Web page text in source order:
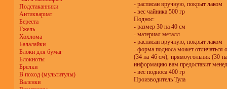
Подстаканники
Антиквариат
Береста
Гжель
Хохлома
Балалайки
Блоки для бумаг
Блокноты
Брелки
В поход (мультитулы)
Валенки
- расписан вручную, покрыт лаком
- вес чайника 500 гр
Поднос:
- размер 30 на 40 см
- материал металл
- расписан вручную, покрыт лаком
- форма подноса может
(34 на 46 см), прямоугольник (30
информацию вам предоставит
- вес подноса 400 гр
Производитель Тула